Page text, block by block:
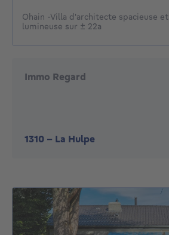
Ohain -Villa d'architecte spacieuse et
lumineuse sur ± 22a
Immo Regard
1310 - La Hulpe